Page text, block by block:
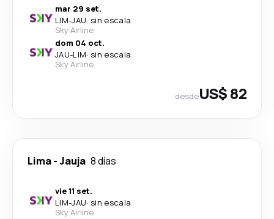
mar 29 set.
LIM-JAU· sin escala
Sky Airline
dom 04 oct.
JAU-LIM· sin escala
Sky Airline
desdeUS$ 82
Lima-Jauja 8 días
vie 11 set.
LIM-JAU· sin escala
Sky Airline